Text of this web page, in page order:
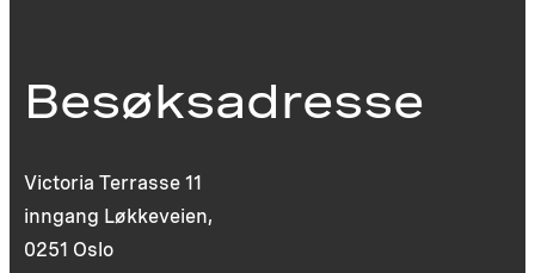
Besøksadresse
Victoria Terrasse 11
inngang Løkkeveien,
0251 Oslo